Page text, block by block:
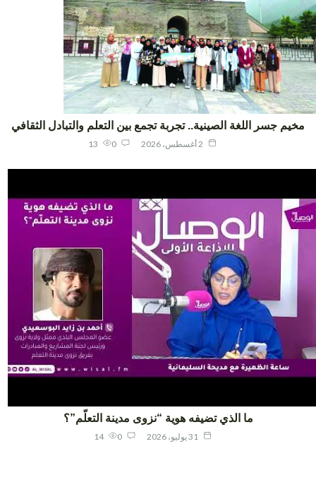
جسر اللغة الصينية.. تجربة تجمع بين التعلم والتبادل الثقافي
13
ما الذي تضيفه هوية “نزوى مدينة التعلّم”؟
14